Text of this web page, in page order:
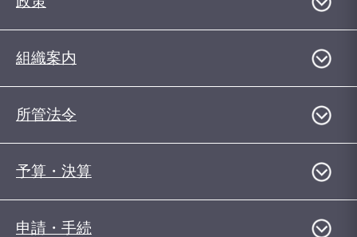
組織案内
所管法令
予算・決算
申請・手続